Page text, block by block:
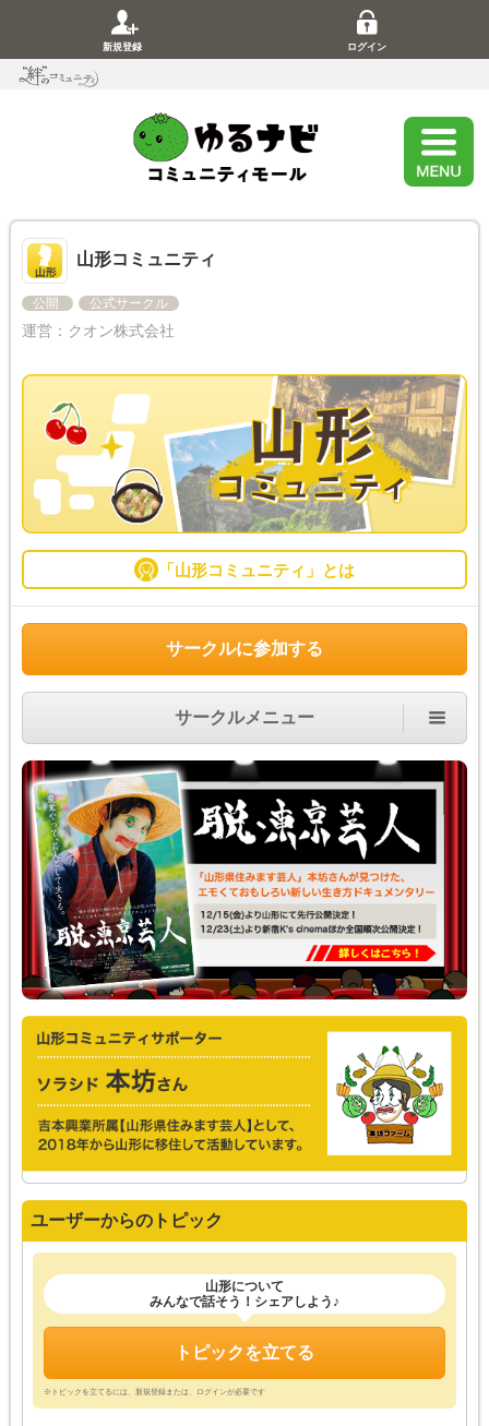
新規登録 ログイン
山形コミュニティ
公開 公式サークル
運営： クオン株式会社
「山形コミュニティ」とは
サークルに参加する
サークルメニュー
ユーザーからのトピック
山形について
みんなで話そう！シェアしよう♪
トピックを立てる
※トピックを立てるには、新規登録または、ログインが必要です